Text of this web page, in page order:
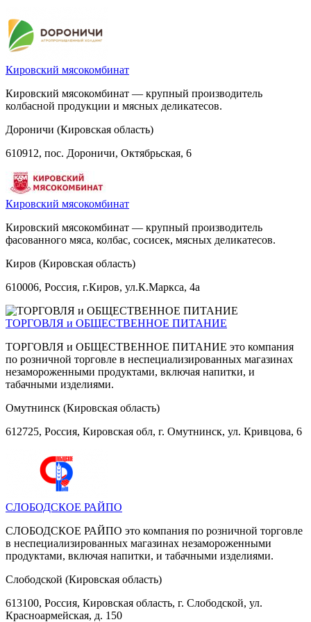
Кировский мясокомбинат
Кировский мясокомбинат — крупный производитель
колбасной продукции и мясных деликатесов.
Дороничи (Кировская область)
610912, пос. Дороничи, Октябрьская, 6
Кировский мясокомбинат
Кировский мясокомбинат — крупный производитель
фасованного мяса, колбас, сосисек, мясных деликатесов.
Киров (Кировская область)
610006, Россия, г.Киров, ул.К.Маркса, 4а
ТОРГОВЛЯ и ОБЩЕСТВЕННОЕ ПИТАНИЕ
ТОРГОВЛЯ и ОБЩЕСТВЕННОЕ ПИТАНИЕ это компания
по розничной торговле в неспециализированных магазинах
незамороженными продуктами, включая напитки, и
табачными изделиями.
Омутнинск (Кировская область)
612725, Россия, Кировская обл, г. Омутнинск, ул. Кривцова, 6
СЛОБОДСКОЕ РАЙПО
СЛОБОДСКОЕ РАЙПО это компания по розничной торговле
в неспециализированных магазинах незамороженными
продуктами, включая напитки, и табачными изделиями.
Слободской (Кировская область)
613100, Россия, Кировская область, г. Слободской, ул.
Красноармейская, д. 150